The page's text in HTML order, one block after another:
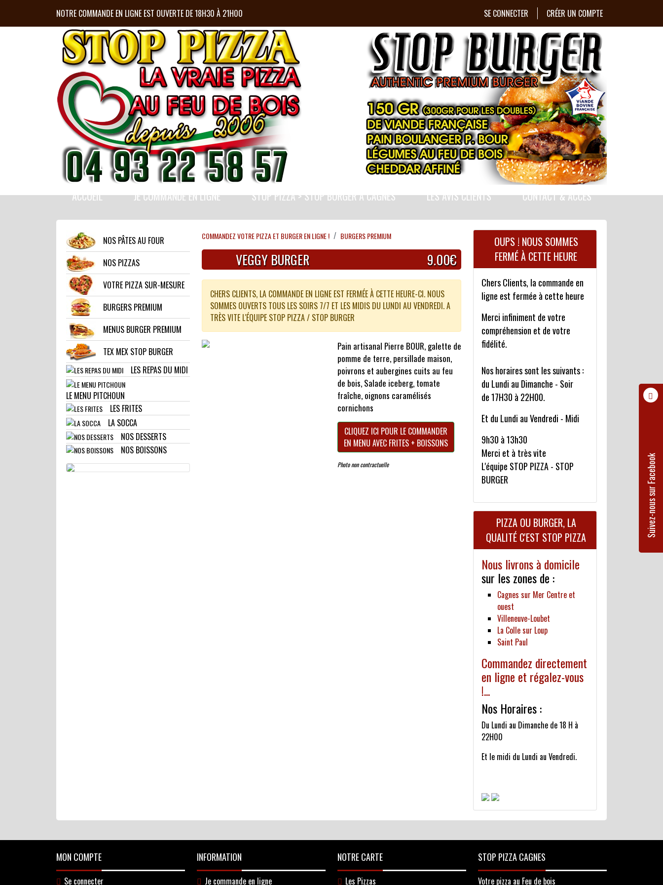
Suivez-nous sur Facebook
NOTRE COMMANDE EN LIGNE EST OUVERTE DE 18H30 À 21H00 SE CONNECTER CRÉER UN COMPTE
ACCUEIL JE COMMANDE EN LIGNE STOP PIZZA > STOP BURGER À CAGNES LES AVIS CLIENTS CONTACT & ACCÈS
NOS PÂTES AU FOUR
NOS PIZZAS
VOTRE PIZZA SUR-MESURE
BURGERS PREMIUM
MENUS BURGER PREMIUM
TEX MEX STOP BURGER
LES REPAS DU MIDI
LE MENU PITCHOUN
LES FRITES
LA SOCCA
NOS DESSERTS
NOS BOISSONS
COMMANDEZ VOTRE PIZZA ET BURGER EN LIGNE ! BURGERS PREMIUM
VEGGY BURGER 9.00€
CHERS CLIENTS, LA COMMANDE EN LIGNE EST FERMÉE À CETTE HEURE-CI. NOUS
SOMMES OUVERTS TOUS LES SOIRS 7/7 ET LES MIDIS DU LUNDI AU VENDREDI. A
TRÈS VITE L'ÉQUIPE STOP PIZZA / STOP BURGER
Pain artisanal Pierre BOUR, galette de
pomme de terre, persillade maison,
poivrons et aubergines cuits au feu
de bois, Salade iceberg, tomate
fraîche, oignons caramélisés
cornichons
CLIQUEZ ICI POUR LE COMMANDER
EN MENU AVEC FRITES + BOISSONS
Photo non contractuelle
OUPS ! NOUS SOMMES
FERMÉ À CETTE HEURE
Chers Clients, la commande en
ligne est fermée à cette heure
Merci infiniment de votre
compréhension et de votre
fidélité.
Nos horaires sont les suivants :
du Lundi au Dimanche - Soir
de 17H30 à 22H00.
Et du Lundi au Vendredi - Midi
9h30 à 13h30
Merci et à très vite
L'équipe STOP PIZZA - STOP
BURGER
PIZZA OU BURGER, LA
QUALITÉ C'EST STOP PIZZA
Nous livrons à domicile
sur les zones de :
Cagnes sur Mer Centre et
ouest
Villeneuve-Loubet
La Colle sur Loup
Saint Paul
Commandez directement
en ligne et régalez-vous
!...
Nos Horaires :
Du Lundi au Dimanche de 18 H à
22H00
Et le midi du Lundi au Vendredi.
MON COMPTE
Se connecter
INFORMATION
Je commande en ligne
NOTRE CARTE
Les Pizzas
STOP PIZZA CAGNES
Votre pizza au Feu de bois